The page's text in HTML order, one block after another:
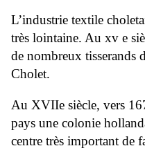
L’industrie textile
très lointaine. Au xv e
de nombreux tisserands
Cholet.
Au XVIIe siècle, vers
pays une colonie
centre très important de